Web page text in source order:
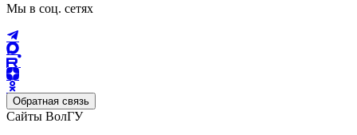
Мы в соц. сетях
Обратная связь
Сайты ВолГУ